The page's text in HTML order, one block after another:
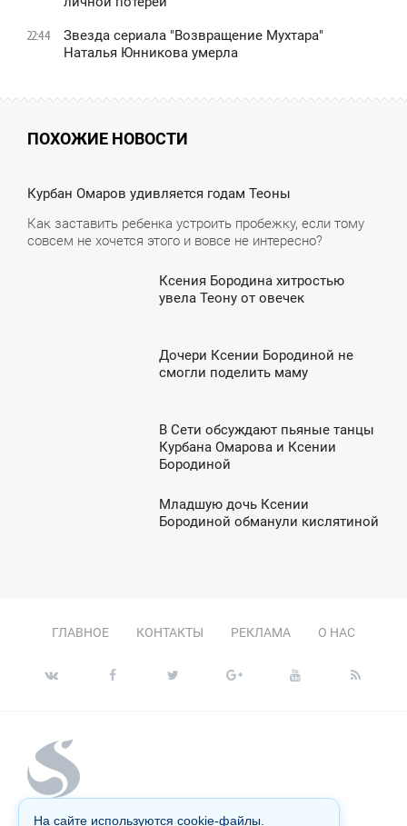
22:44
Звезда сериала "Возвращение Мухтара"
Наталья Юнникова умерла
ПОХОЖИЕ НОВОСТИ
Курбан Омаров удивляется годам Теоны
Как заставить ребенка устроить пробежку, если тому
совсем не хочется этого и вовсе не интересно?
Ксения Бородина хитростью
увела Теону от овечек
Дочери Ксении Бородиной не
смогли поделить маму
В Сети обсуждают пьяные танцы
Курбана Омарова и Ксении
Бородиной
Младшую дочь Ксении
Бородиной обманули кислятиной
ГЛАВНОЕ КОНТАКТЫ РЕКЛАМА О НАС
На сайте используются cookie-файлы.